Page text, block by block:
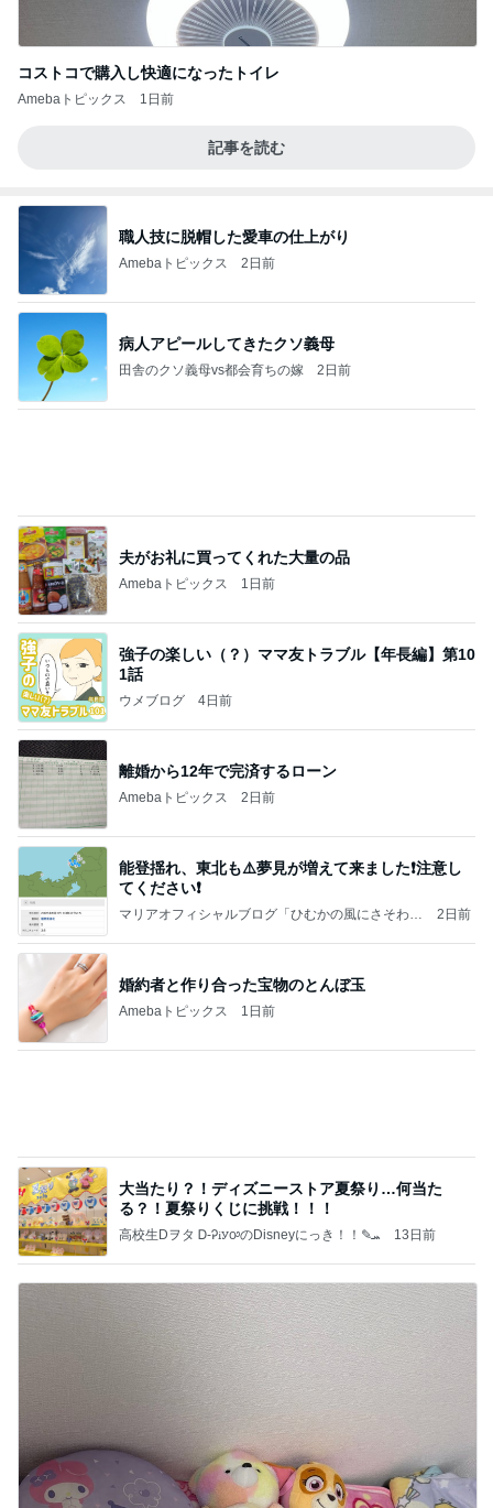
コストコで購入し快適になったトイレ
Amebaトピックス 1日前
記事を読む
職人技に脱帽した愛車の仕上がり
Amebaトピックス 2日前
病人アピールしてきたクソ義母
田舎のクソ義母vs都会育ちの嫁 2日前
夫がお礼に買ってくれた大量の品
Amebaトピックス 1日前
強子の楽しい（？）ママ友トラブル【年長編】第10
1話
ウメブログ 4日前
離婚から12年で完済するローン
Amebaトピックス 2日前
能登揺れ、東北も⚠️夢見が増えて来ました❗️注意し
てください❗️
マリアオフィシャルブログ「ひむかの風にさそわれ
2日前
婚約者と作り合った宝物のとんぼ玉
Amebaトピックス 1日前
大当たり？！ディズニーストア夏祭り…何当た
る？！夏祭りくじに挑戦！！！
高校生Dヲタ Ꭰ-ᎮꭵꭹꭴのDisneyにっき！！✎ܚ 13日前